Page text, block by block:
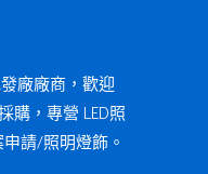
廠廠商，歡迎
購，專營 LED照
請/照明燈飾。